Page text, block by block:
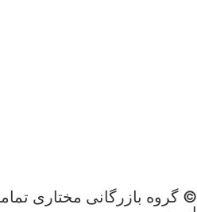
© گروه بازرگانی مختاری